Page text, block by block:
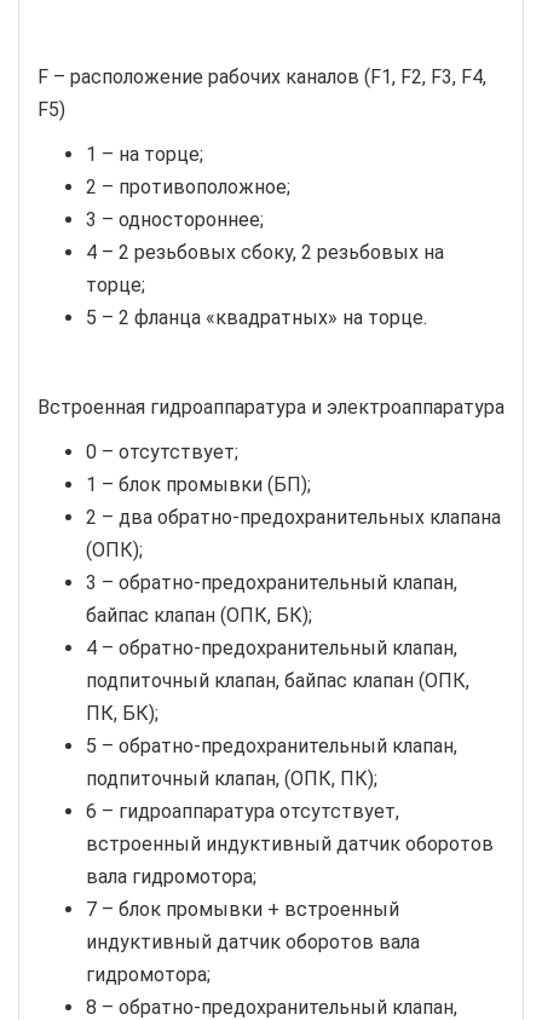
F – расположение рабочих каналов (F1, F2, F3, F4,
F5)
1 – на торце;
2 – противоположное;
3 – одностороннее;
4 – 2 резьбовых сбоку, 2 резьбовых на
торце;
5 – 2 фланца «квадратных» на торце.
Встроенная гидроаппаратура и электроаппаратура
0 – отсутствует;
1 – блок промывки (БП);
2 – два обратно-предохранительных клапана
(ОПК);
3 – обратно-предохранительный клапан,
байпас клапан (ОПК, БК);
4 – обратно-предохранительный клапан,
подпиточный клапан, байпас клапан (ОПК,
ПК, БК);
5 – обратно-предохранительный клапан,
подпиточный клапан, (ОПК, ПК);
6 – гидроаппаратура отсутствует,
встроенный индуктивный датчик оборотов
вала гидромотора;
7 – блок промывки + встроенный
индуктивный датчик оборотов вала
гидромотора;
8 – обратно-предохранительный клапан,